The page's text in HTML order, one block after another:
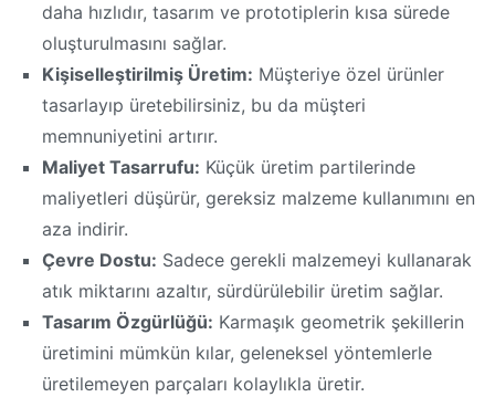
daha hızlıdır, tasarım ve prototiplerin kısa sürede
oluşturulmasını sağlar.
Kişiselleştirilmiş Üretim: Müşteriye özel ürünler
tasarlayıp üretebilirsiniz, bu da müşteri
memnuniyetini artırır.
Maliyet Tasarrufu: Küçük üretim partilerinde
maliyetleri düşürür, gereksiz malzeme kullanımını en
aza indirir.
Çevre Dostu: Sadece gerekli malzemeyi kullanarak
atık miktarını azaltır, sürdürülebilir üretim sağlar.
Tasarım Özgürlüğü: Karmaşık geometrik şekillerin
üretimini mümkün kılar, geleneksel yöntemlerle
üretilemeyen parçaları kolaylıkla üretir.